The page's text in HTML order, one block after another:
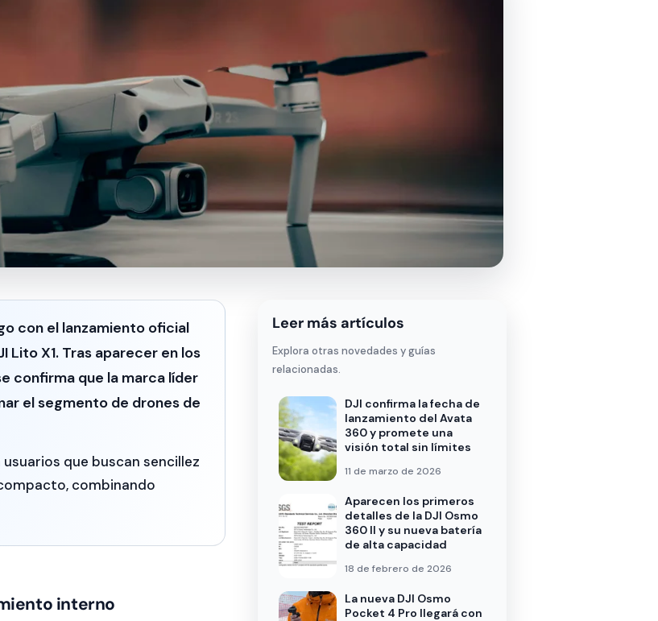
con el lanzamiento oficial
Lito X1. Tras aparecer en los
confirma que la marca líder
el segmento de drones de
que buscan sencillez
combinando
interno
Leer más artículos
Explora otras novedades y guías
relacionadas.
DJI confirma la fecha de
lanzamiento del Avata
360 y promete una
visión total sin límites
11 de marzo de 2026
Aparecen los primeros
detalles de la DJI Osmo
360 II y su nueva batería
de alta capacidad
18 de febrero de 2026
La nueva DJI Osmo
Pocket 4 Pro llegará con